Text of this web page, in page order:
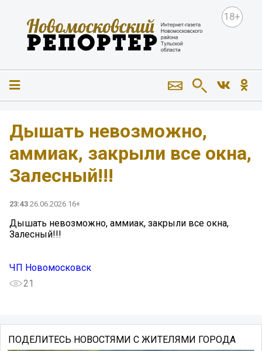
18+
Дышать невозможно,
аммиак, закрыли все окна,
Залесный!!!
23:43 26.06.2026 16+
Дышать невозможно, аммиак, закрыли все окна,
Залесный!!!
ЧП Новомосковск
21
ПОДЕЛИТЕСЬ НОВОСТЯМИ С ЖИТЕЛЯМИ ГОРОДА